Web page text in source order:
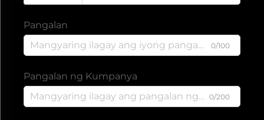
Pangalan
0/100
Pangalan ng Kumpanya
0/200